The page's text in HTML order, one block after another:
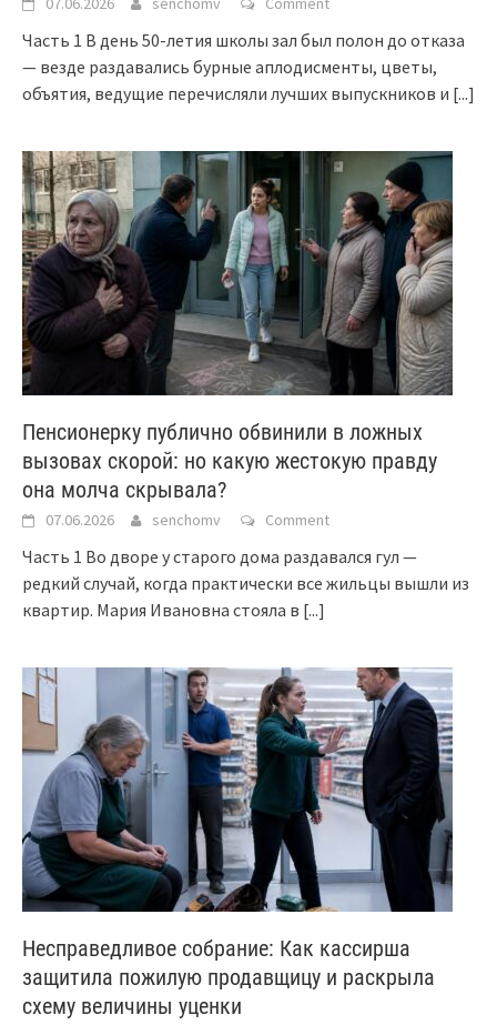
Часть 1 В день 50-летия школы зал был полон до отказа
— везде раздавались бурные аплодисменты, цветы,
объятия, ведущие перечисляли лучших выпускников и [...]
Пенсионерку публично обвинили в ложных
вызовах скорой: но какую жестокую правду
она молча скрывала?
07.06.2026 senchomv Comment
Часть 1 Во дворе у старого дома раздавался гул —
редкий случай, когда практически все жильцы вышли из
квартир. Мария Ивановна стояла в [...]
Несправедливое собрание: Как кассирша
защитила пожилую продавщицу и раскрыла
схему величины уценки